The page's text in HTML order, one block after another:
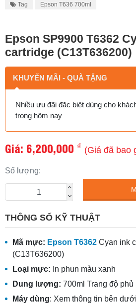
Tag Epson T636 700ml
Epson SP9900 T6362
cartridge (C13T636200)
KHUYẾN MÃI - QUÀ TẶNG
Nhiều ưu đãi đặc biệt dùng cho
trong hôm nay
Giá: 6,200,000 ₫ (Giá đã bao
Số lượng:
THÔNG SỐ KỸ THUẬT
Mã mực: Epson T6362 Cyan ink
(C13T636200)
Loại mực: In phun màu xanh
Dung lượng: 700ml Trang độ phủ
Máy dùng: Xem thông tin bên dưới